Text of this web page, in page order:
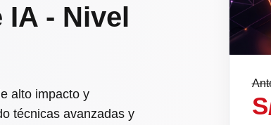
IA - Nivel
alto impacto y
técnicas avanzadas y